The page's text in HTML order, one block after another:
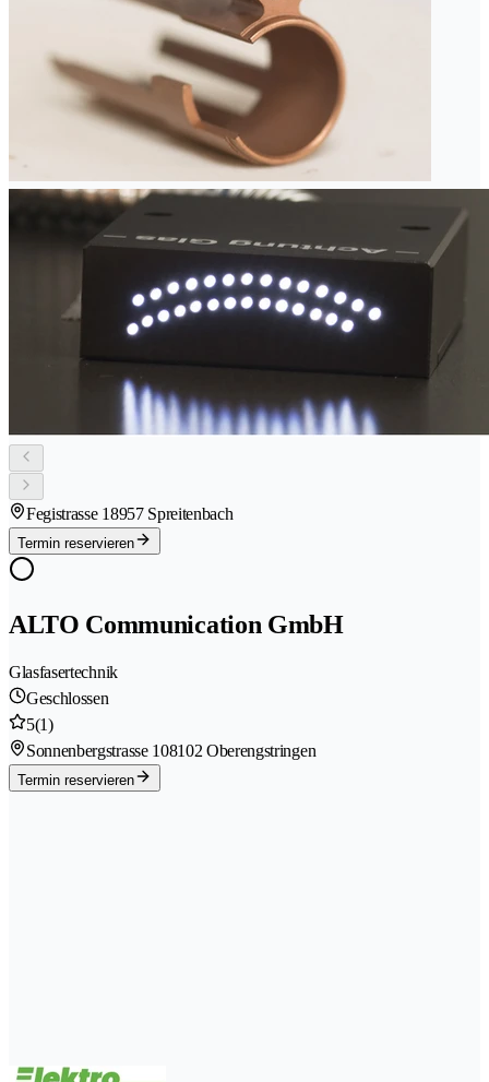
Fegistrasse 18957 Spreitenbach
Termin reservieren
ALTO Communication GmbH
Glasfasertechnik
Geschlossen
5(1)
Sonnenbergstrasse 108102 Oberengstringen
Termin reservieren